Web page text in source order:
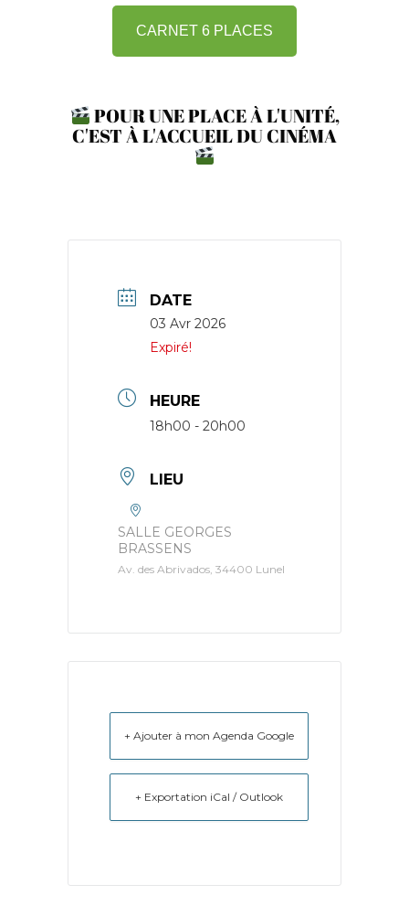
CARNET 6 PLACES
POUR UNE PLACE À L'UNITÉ,
C'EST À L'ACCUEIL DU CINÉMA
DATE
03 Avr 2026
Expiré!
HEURE
18h00 - 20h00
LIEU
SALLE GEORGES
BRASSENS
Av. des Abrivados, 34400 Lunel
+ Ajouter à mon Agenda Google
+ Exportation iCal / Outlook